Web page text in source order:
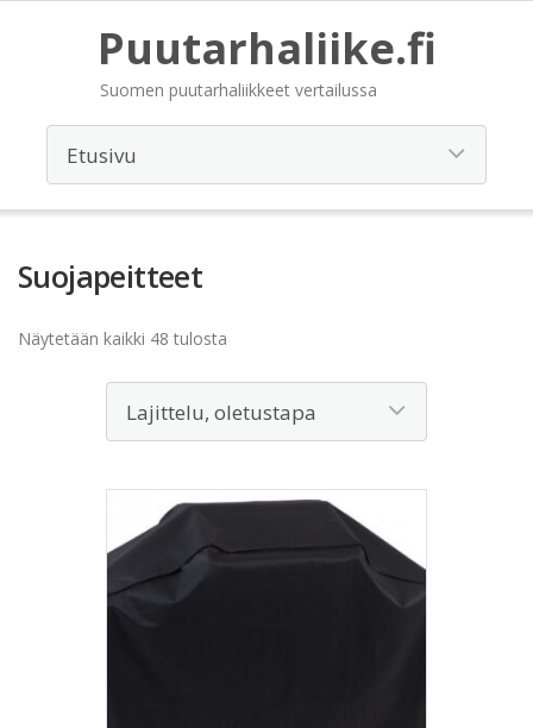
Puutarhaliike.fi
Suomen puutarhaliikkeet vertailussa
Suojapeitteet
Näytetään kaikki 48 tulosta